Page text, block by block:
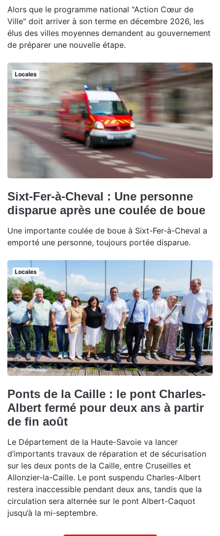
Alors que le programme national "Action Cœur de
Ville" doit arriver à son terme en décembre 2026, les
élus des villes moyennes demandent au gouvernement
de préparer une nouvelle étape.
Locales
Sixt-Fer-à-Cheval : Une personne
disparue après une coulée de boue
Une importante coulée de boue à Sixt-Fer-à-Cheval a
emporté une personne, toujours portée disparue.
Locales
Ponts de la Caille : le pont Charles-
Albert fermé pour deux ans à partir
de fin août
Le Département de la Haute-Savoie va lancer
d’importants travaux de réparation et de sécurisation
sur les deux ponts de la Caille, entre Cruseilles et
Allonzier-la-Caille. Le pont suspendu Charles-Albert
restera inaccessible pendant deux ans, tandis que la
circulation sera alternée sur le pont Albert-Caquot
jusqu’à la mi-septembre.